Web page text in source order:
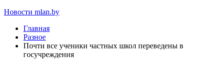
Новости mlan.by
Главная
Разное
Почти все ученики частных школ переведены в
госучреждения